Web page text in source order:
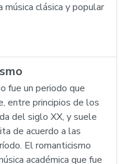
clásica y popular
fue un periodo que
entre principios de los
del siglo XX, y suele
de acuerdo a las
El romanticismo
académica que fue